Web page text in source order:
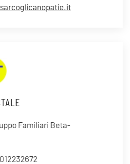
Familiari Beta-